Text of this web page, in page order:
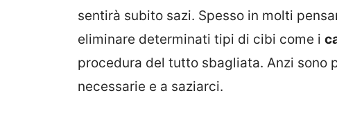
sentirà subito sazi. Spesso in molti
eliminare determinati tipi di cibi come i
procedura del tutto sbagliata. Anzi sono
necessarie e a saziarci.